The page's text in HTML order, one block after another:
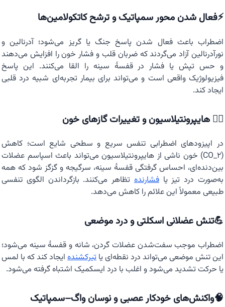
⚡فعال شدن محور سمپاتیک و ترشح کاتکولامین‌ها
اضطراب باعث فعال شدن پاسخ جنگ یا گریز می‌شود؛ آدرنالین و
نورآدرنالین آزاد می‌گردند که ضربان قلب و فشار خون را افزایش می‌دهند
و حس تپش یا فشار در قفسهٔ سینه را القا می‌کنند. این پاسخ
فیزیولوژیک واقعی است و می‌تواند برای بیمار تجربه‌ای شبیه درد قلبی
ایجاد کند.
😮‍💨 هایپرونتیلاسیون و تغییرات گازهای خون
در اپیزودهای اضطرابی تنفس سریع و سطحی شایع است؛ کاهش
(CO_2) خون ناشی از هایپرونتیلاسیون می‌تواند باعث اسپاسم عضلات
بین‌دنده‌ای، احساس گرفتگی قفسهٔ سینه، سرگیجه و گزگز شود که همه
به‌صورت درد تیز یافشارنده تظاهر می‌کنند. بازگرداندن الگوی تنفسی
طبیعی معمولاً این علائم را کاهش می‌دهد.
💪تنش عضلانی اسکلتی و درد موضعی
اضطراب موجب سفت‌شدن عضلات گردن، شانه و قفسهٔ سینه می‌شود؛
این تنش موضعی می‌تواند درد نقطه‌ای یا تیرکشنده ایجاد کند که با لمس
یا حرکت تشدید می‌شود و اغلب با درد ایسکمیک اشتباه گرفته می‌شود.
🧠واکنش‌های خودکار عصبی و نوسان واگ–سمپاتیک